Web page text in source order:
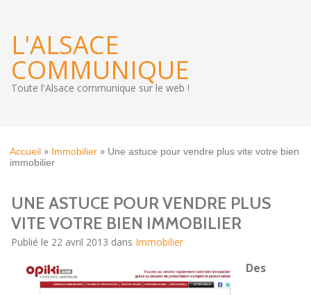
L'ALSACE
COMMUNIQUE
Toute l'Alsace communique sur le web !
Accueil » Immobilier » Une astuce pour vendre plus vite votre bien
immobilier
UNE ASTUCE POUR VENDRE PLUS
VITE VOTRE BIEN IMMOBILIER
Publié le 22 avril 2013 dans Immobilier
Des